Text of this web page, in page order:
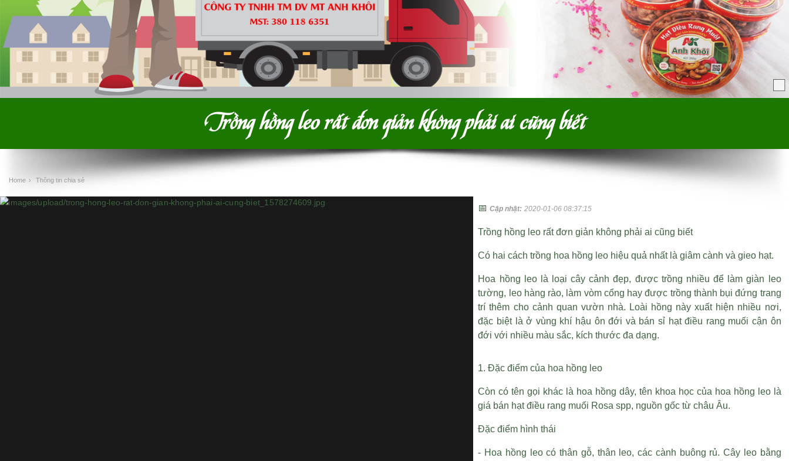
Trồng hồng leo rất đơn giản không phải ai cũng biết
Home › Thông tin chia sẻ
📅Cập nhật: 2020-01-06 08:37:15
Trồng hồng leo rất đơn giản không phải ai cũng biết
Có hai cách trồng hoa hồng leo hiệu quả nhất là giâm cành và gieo hạt.
Hoa hồng leo là loại cây cảnh đẹp, được trồng nhiều để làm giàn leo
tường, leo hàng rào, làm vòm cổng hay được trồng thành bụi đứng trang
trí thêm cho cảnh quan vườn nhà. Loài hồng này xuất hiện nhiều nơi,
đặc biệt là ở vùng khí hậu ôn đới và bán sỉ hạt điều rang muối cận ôn
đới với nhiều màu sắc, kích thước đa dạng.
1. Đặc điểm của hoa hồng leo
Còn có tên gọi khác là hoa hồng dây, tên khoa học của hoa hồng leo là
giá bán hạt điều rang muối Rosa spp, nguồn gốc từ châu Âu.
Đặc điểm hình thái
- Hoa hồng leo có thân gỗ, thân leo, các cành buông rủ. Cây leo bằng